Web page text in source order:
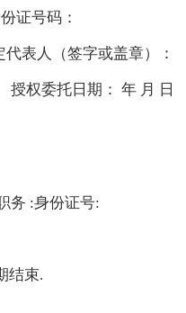
证号码：
人（签字或盖章）：
权委托日期： 年 月 日
务 :身份证号:
结束.